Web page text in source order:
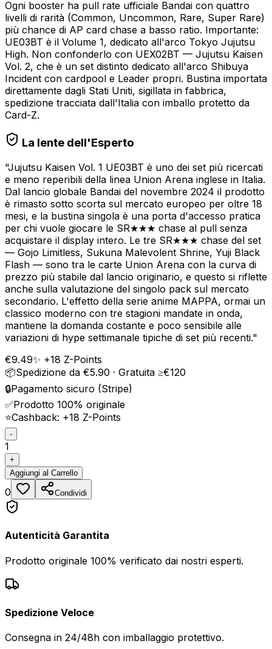
Ogni booster ha pull rate ufficiale Bandai con quattro
livelli di rarità (Common, Uncommon, Rare, Super Rare)
più chance di AP card chase a basso ratio. Importante:
UE03BT è il Volume 1, dedicato all'arco Tokyo Jujutsu
High. Non confonderlo con UEX02BT — Jujutsu Kaisen
Vol. 2, che è un set distinto dedicato all'arco Shibuya
Incident con cardpool e Leader propri. Bustina importata
direttamente dagli Stati Uniti, sigillata in fabbrica,
spedizione tracciata dall'Italia con imballo protetto da
Card-Z.
La lente dell'Esperto
"Jujutsu Kaisen Vol. 1 UE03BT è uno dei set più ricercati
e meno reperibili della linea Union Arena inglese in Italia.
Dal lancio globale Bandai del novembre 2024 il prodotto
è rimasto sotto scorta sul mercato europeo per oltre 18
mesi, e la bustina singola è una porta d'accesso pratica
per chi vuole giocare le SR★★★ chase al pull senza
acquistare il display intero. Le tre SR★★★ chase del set
— Gojo Limitless, Sukuna Malevolent Shrine, Yuji Black
Flash — sono tra le carte Union Arena con la curva di
prezzo più stabile dal lancio originario, e questo si riflette
anche sulla valutazione del singolo pack sul mercato
secondario. L'effetto della serie anime MAPPA, ormai un
classico moderno con tre stagioni mandate in onda,
mantiene la domanda costante e poco sensibile alle
variazioni di hype settimanale tipiche di set più recenti."
€9.49✨ +18 Z-Points
📦Spedizione da €5.90 · Gratuita ≥€120
🔒Pagamento sicuro (Stripe)
✅Prodotto 100% originale
⭐Cashback: +18 Z-Points
-
1
+
Aggiungi al Carrello
0 Condividi
Autenticità Garantita
Prodotto originale 100% verificato dai nostri esperti.
Spedizione Veloce
Consegna in 24/48h con imballaggio protettivo.